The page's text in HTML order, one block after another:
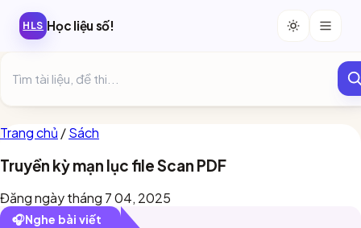
HLS Học liệu số!
Trang chủ /Sách
Truyền kỳ mạn lục file Scan PDF
Đăng ngày tháng 7 04, 2025
🎧Nghe bài viết